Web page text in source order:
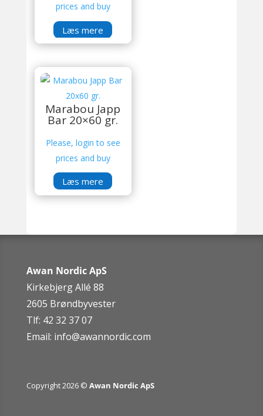
prices and buy
Læs mere
Marabou Japp
Bar 20×60 gr.
Please, login to see
prices and buy
Læs mere
Awan Nordic ApS
Kirkebjerg Allé 88
2605 Brøndbyvester
Tlf: 42 32 37 07
Email: info@awannordic.com
Copyright 2026 © Awan Nordic ApS